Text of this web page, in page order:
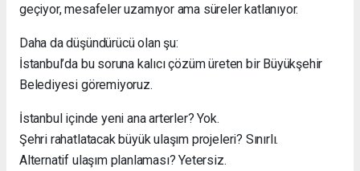
geçiyor, mesafeler uzamıyor ama süreler katlanıyor.
Daha da düşündürücü olan şu:
İstanbul’da bu soruna kalıcı çözüm üreten bir Büyükşehir
Belediyesi göremiyoruz.
İstanbul içinde yeni ana arterler? Yok.
Şehri rahatlatacak büyük ulaşım projeleri? Sınırlı.
Alternatif ulaşım planlaması? Yetersiz.